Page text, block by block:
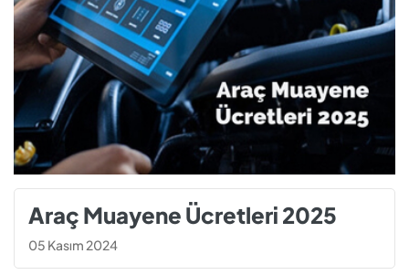
Araç Muayene Ücretleri 2025
05 Kasım 2024